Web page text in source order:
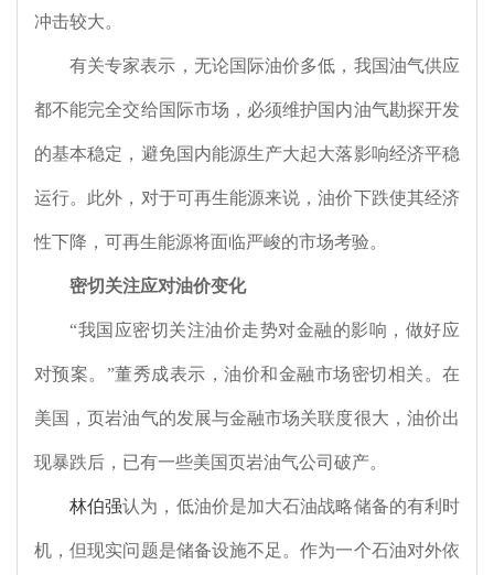
冲击较大。
有关专家表示，无论国际油价多低，我国油气供应
都不能完全交给国际市场，必须维护国内油气勘探开发
的基本稳定，避免国内能源生产大起大落影响经济平稳
运行。此外，对于可再生能源来说，油价下跌使其经济
性下降，可再生能源将面临严峻的市场考验。
密切关注应对油价变化
“我国应密切关注油价走势对金融的影响，做好应
对预案。”董秀成表示，油价和金融市场密切相关。在
美国，页岩油气的发展与金融市场关联度很大，油价出
现暴跌后，已有一些美国页岩油气公司破产。
林伯强认为，低油价是加大石油战略储备的有利时
机，但现实问题是储备设施不足。作为一个石油对外依